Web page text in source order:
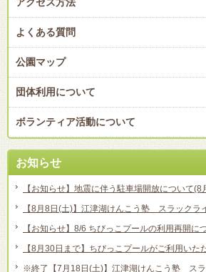
よくある質問
公園マップ
団体利用について
ボランティア活動について
お知らせ
【お知らせ】地震に伴う駐車場開放について(8
【8月8日(土)】江津湖けんこう塾 スラックラ
【お知らせ】8/6 ちびっこプールの利用再開に
【8月30日まで】ちびっこプールがご利用いた
※終了【7月18日(土)】江津湖けんこう塾 ス